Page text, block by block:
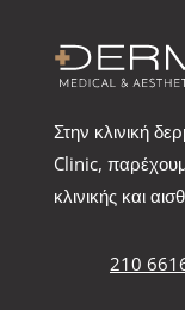
Στην κλινική
Clinic,
κλινικής και
210